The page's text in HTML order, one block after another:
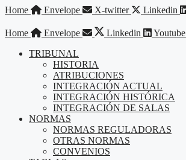
Saltar
contenido
Home Envelope X-twitter Linkedin
Home Envelope Linkedin
Youtube
TRIBUNAL
HISTORIA
ATRIBUCIONES
INTEGRACIÓN ACTUAL
INTEGRACIÓN HISTÓRICA
INTEGRACIÓN DE SALAS
NORMAS
NORMAS REGULADORAS
OTRAS NORMAS
CONVENIOS